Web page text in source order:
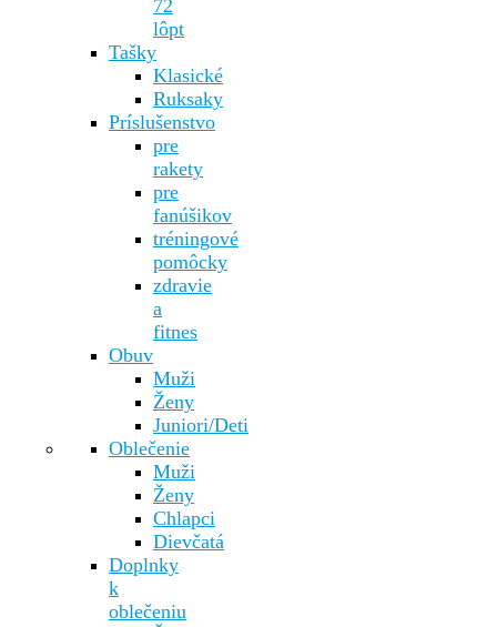
72
lôpt
Tašky
Klasické
Ruksaky
Príslušenstvo
pre
rakety
pre
fanúšikov
tréningové
pomôcky
zdravie
a
fitnes
Obuv
Muži
Ženy
Juniori/Deti
Oblečenie
Muži
Ženy
Chlapci
Dievčatá
Doplnky
k
oblečeniu